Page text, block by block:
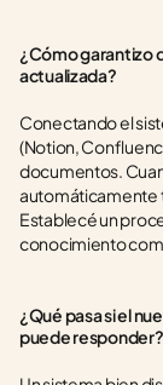
¿Cómo garantizo
actualizada?
Conectando el
(Notion,
documentos.
automáticamente
Establecé un
conocimiento
¿Qué pasa si el
puede responder?